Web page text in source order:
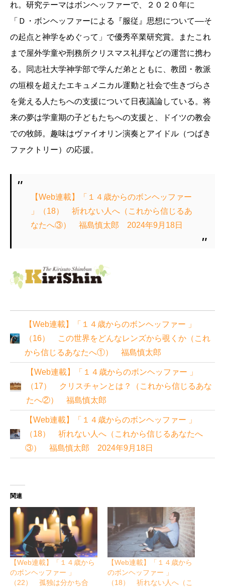
れ。研究テーマはボンヘッファーで、２０２０年に
「Ｄ・ボンヘッファーによる『服従』思想について––そ
の起点と神学をめぐって」で優秀卒業研究賞。またこれ
まで屋外学童や刑務所クリスマス礼拝などの運営に携わ
る。同志社大学神学部で学んだ弟とともに、教団・教派
の垣根を超えたエキュメニカル運動と社会で生きづらさ
を覚える人たちへの支援について日夜議論している。将
来の夢は学童期の子どもたちへの支援と、ドイツの教会
での牧師。趣味はヴァイオリン演奏とアイドル（つばき
ファクトリー）の応援。
【Web連載】「１４歳からのボンヘッファー
」（18） 祈れない人へ（これから信じるあ
なたへ③） 福島慎太郎 2024年9月18日
【Web連載】「１４歳からのボンヘッファー 」
（16） この世界をどんなレンズから覗くか（これ
から信じるあなたへ①） 福島慎太郎
【Web連載】「１４歳からのボンヘッファー 」
（17） クリスチャンとは？（これから信じるあな
たへ②） 福島慎太郎
【Web連載】「１４歳からのボンヘッファー 」
（18） 祈れない人へ（これから信じるあなたへ
③） 福島慎太郎 2024年9月18日
関連
【Web連載】「１４歳から
のボンヘッファー 」
（22） 孤独は分かち合
【Web連載】「１４歳から
のボンヘッファー 」
（18） 祈れない人へ（こ